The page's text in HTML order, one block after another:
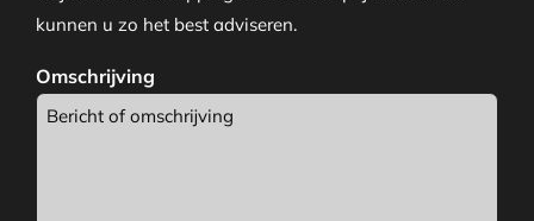
kunnen u zo het best adviseren.
Omschrijving